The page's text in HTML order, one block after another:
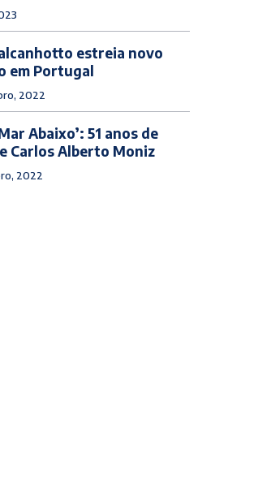
estreia novo
em Portugal
2022
Abaixo’: 51 anos de
Carlos Alberto Moniz
2022